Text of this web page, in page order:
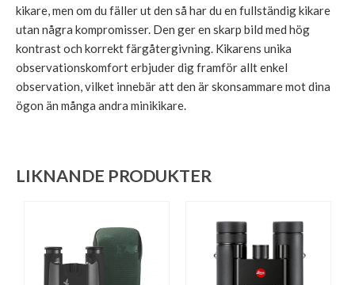
kikare, men om du fäller ut den så har du en fullständig kikare
utan några kompromisser. Den ger en skarp bild med hög
kontrast och korrekt färgåtergivning. Kikarens unika
observationskomfort erbjuder dig framför allt enkel
observation, vilket innebär att den är skonsammare mot dina
ögon än många andra minikikare.
LIKNANDE PRODUKTER